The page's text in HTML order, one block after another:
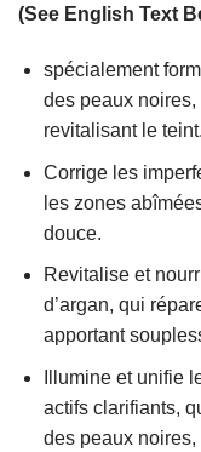
(See English Text
spécialement
des peaux
revitalisant le teint.
Corrige les
les zones
douce.
Revitalise et
d’argan, qui
apportant
Illumine et unifie
actifs clarifiants,
des peaux noires,